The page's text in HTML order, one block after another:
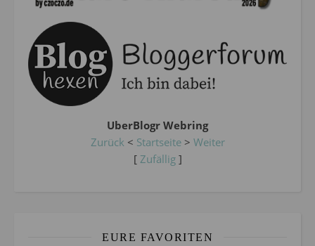
UberBlogr Webring
Zurück < Startseite> Weiter
[ Zufällig]
EURE FAVORITEN